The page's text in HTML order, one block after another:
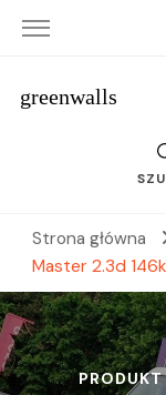
greenwalls
Strona główna
Master 2.3d
PRODUKT